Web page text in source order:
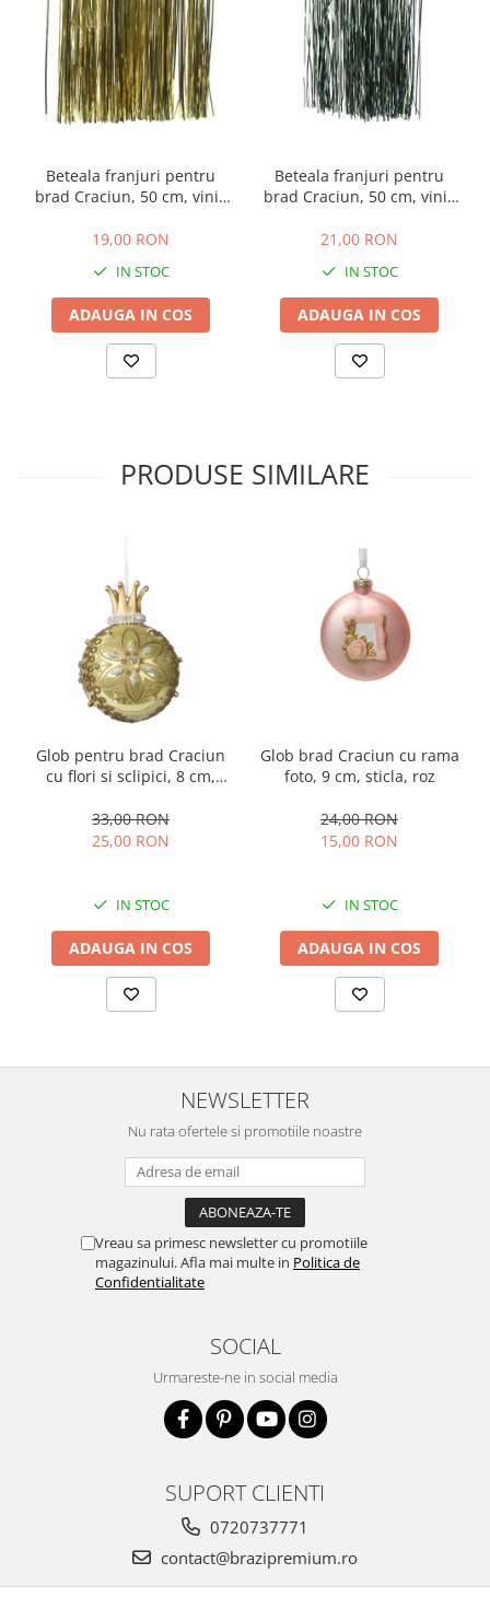
Beteala franjuri pentru
brad Craciun, 50 cm, vinil,
19,00 RON
IN STOC
ADAUGA IN COS
Beteala franjuri pentru
brad Craciun, 50 cm, vinil,
21,00 RON
IN STOC
ADAUGA IN COS
PRODUSE SIMILARE
Glob pentru brad Craciun
cu flori si sclipici, 8 cm,
33,00 RON
25,00 RON
IN STOC
ADAUGA IN COS
Glob brad Craciun cu rama
foto, 9 cm, sticla, roz
24,00 RON
15,00 RON
IN STOC
ADAUGA IN COS
NEWSLETTER
Nu rata ofertele si promotiile noastre
Vreau sa primesc newsletter cu promotiile
magazinului. Afla mai multe in Politica de
Confidentialitate
SOCIAL
Urmareste-ne in social media
SUPORT CLIENTI
0720737771
contact@brazipremium.ro